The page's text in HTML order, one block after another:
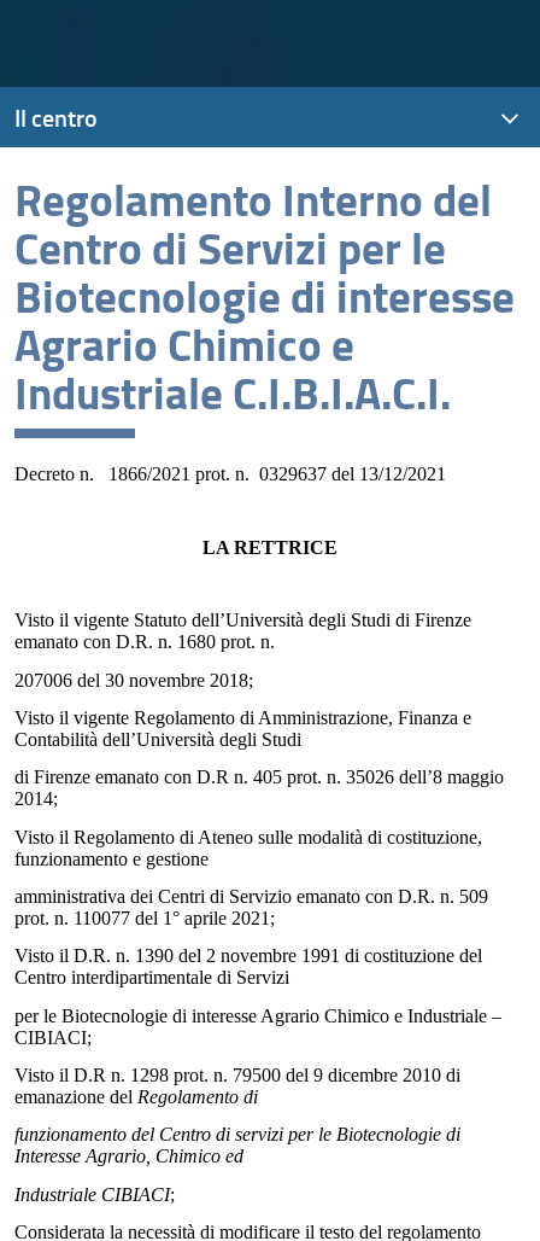
Regolamento Interno del
Centro di Servizi per le
Biotecnologie di interesse
Agrario Chimico e
Industriale C.I.B.I.A.C.I.
Decreto n. 1866/2021 prot. n. 0329637 del 13/12/2021
LA RETTRICE
Visto il vigente Statuto dell’Università degli Studi di Firenze
emanato con D.R. n. 1680 prot. n.
207006 del 30 novembre 2018;
Visto il vigente Regolamento di Amministrazione, Finanza e
Contabilità dell’Università degli Studi
di Firenze emanato con D.R n. 405 prot. n. 35026 dell’8 maggio
2014;
Visto il Regolamento di Ateneo sulle modalità di costituzione,
funzionamento e gestione
amministrativa dei Centri di Servizio emanato con D.R. n. 509
prot. n. 110077 del 1° aprile 2021;
Visto il D.R. n. 1390 del 2 novembre 1991 di costituzione del
Centro interdipartimentale di Servizi
per le Biotecnologie di interesse Agrario Chimico e Industriale –
CIBIACI;
Visto il D.R n. 1298 prot. n. 79500 del 9 dicembre 2010 di
emanazione del Regolamento di
funzionamento del Centro di servizi per le Biotecnologie di
Interesse Agrario, Chimico ed
Industriale CIBIACI;
Considerata la necessità di modificare il testo del regolamento
Il centro
Chi siamo
Contatti
MEMBRI comitato tecnico scientifico (CTS)
Regolamento Centro
Statuto del Centro